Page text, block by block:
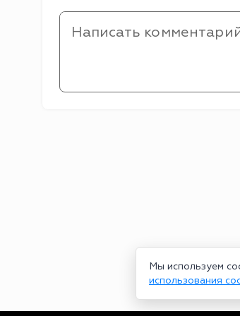
Мы используем
использования